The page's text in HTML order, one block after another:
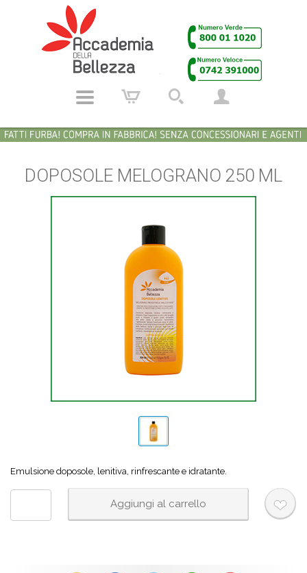
DOPOSOLE MELOGRANO 250 ML
Emulsione doposole, lenitiva, rinfrescante e idratante.